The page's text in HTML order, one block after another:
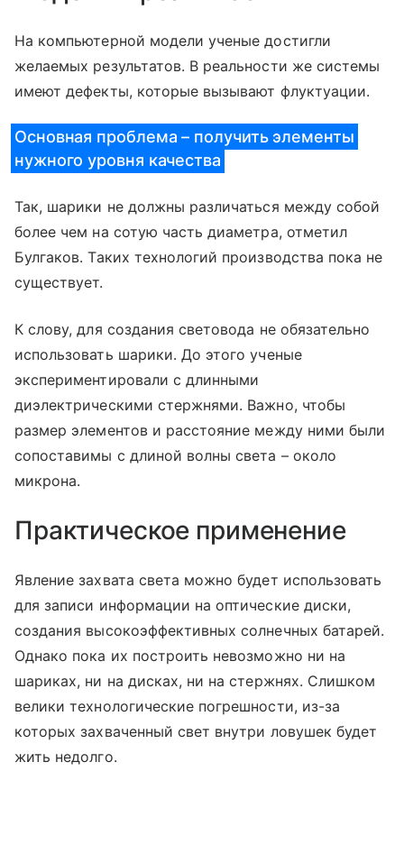
На компьютерной модели ученые достигли
желаемых результатов. В реальности же системы
имеют дефекты, которые вызывают флуктуации.
Основная проблема – получить элементы
нужного уровня качества
Так, шарики не должны различаться между собой
более чем на сотую часть диаметра, отметил
Булгаков. Таких технологий производства пока не
существует.
К слову, для создания световода не обязательно
использовать шарики. До этого ученые
экспериментировали с длинными
диэлектрическими стержнями. Важно, чтобы
размер элементов и расстояние между ними были
сопоставимы с длиной волны света – около
микрона.
Практическое применение
Явление захвата света можно будет использовать
для записи информации на оптические диски,
создания высокоэффективных солнечных батарей.
Однако пока их построить невозможно ни на
шариках, ни на дисках, ни на стержнях. Слишком
велики технологические погрешности, из-за
которых захваченный свет внутри ловушек будет
жить недолго.